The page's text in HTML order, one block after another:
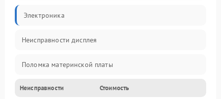
Электроника
Неисправности дисплея
Поломка материнской платы
Неисправность системы охлаждения
Неисправности Стоимость